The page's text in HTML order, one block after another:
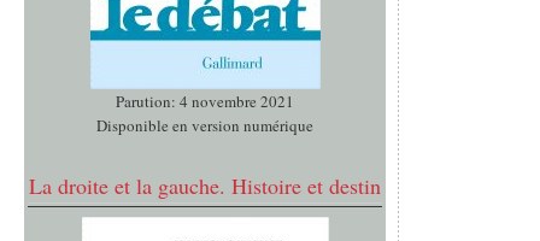
Parution: 4 novembre 2021
Disponible en version numérique
La droite et la gauche. Histoire et destin